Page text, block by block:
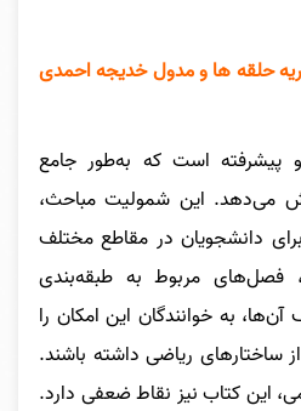
حلقه ها و مدول خدیجه احمدی
پیشرفته است که به‌طور جامع
می‌دهد. این شمولیت مباحث،
دانشجویان در مقاطع مختلف
فصل‌های مربوط به طبقه‌بندی
به خوانندگان این امکان را
ریاضی داشته باشند.
این کتاب نیز نقاط ضعفی دارد.